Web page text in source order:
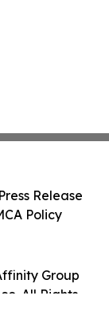
Group
All Rights
Release
Policy